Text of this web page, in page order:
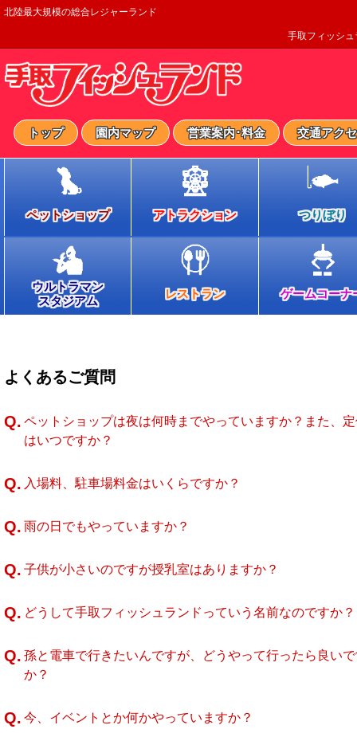
北陸最大規模の総合レジャーランド
手取フィッシュ
トップ 園内マップ 営業案内･料金 交通アク
ペットショップ アトラクション つりぼり
ウルトラマン
スタジアム
レストラン ゲームコーナ
よくあるご質問
Q. ペットショップは夜は何時までやっていますか？また、
はいつですか？
Q. 入場料、駐車場料金はいくらですか？
Q. 雨の日でもやっていますか？
Q. 子供が小さいのですが授乳室はありますか？
Q. どうして手取フィッシュランドっていう名前なのですか？
Q. 孫と電車で行きたいんですが、どうやって行ったら良い
か？
Q. 今、イベントとか何かやっていますか？